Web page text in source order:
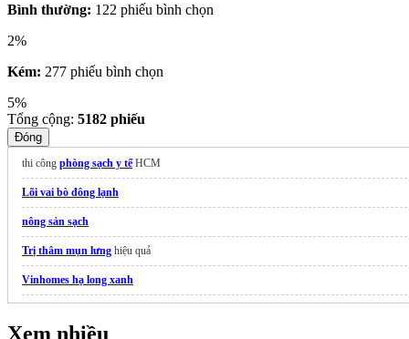
Bình thường: 122 phiếu bình chọn
2%
Kém: 277 phiếu bình chọn
5%
Tổng cộng: 5182 phiếu
Đóng
thi công phòng sạch y tếHCM
Lõi vai bò đông lạnh
nông sản sạch
Trị thâm mụn lưng hiệu quả
Vinhomes hạ long xanh
Xem nhiều